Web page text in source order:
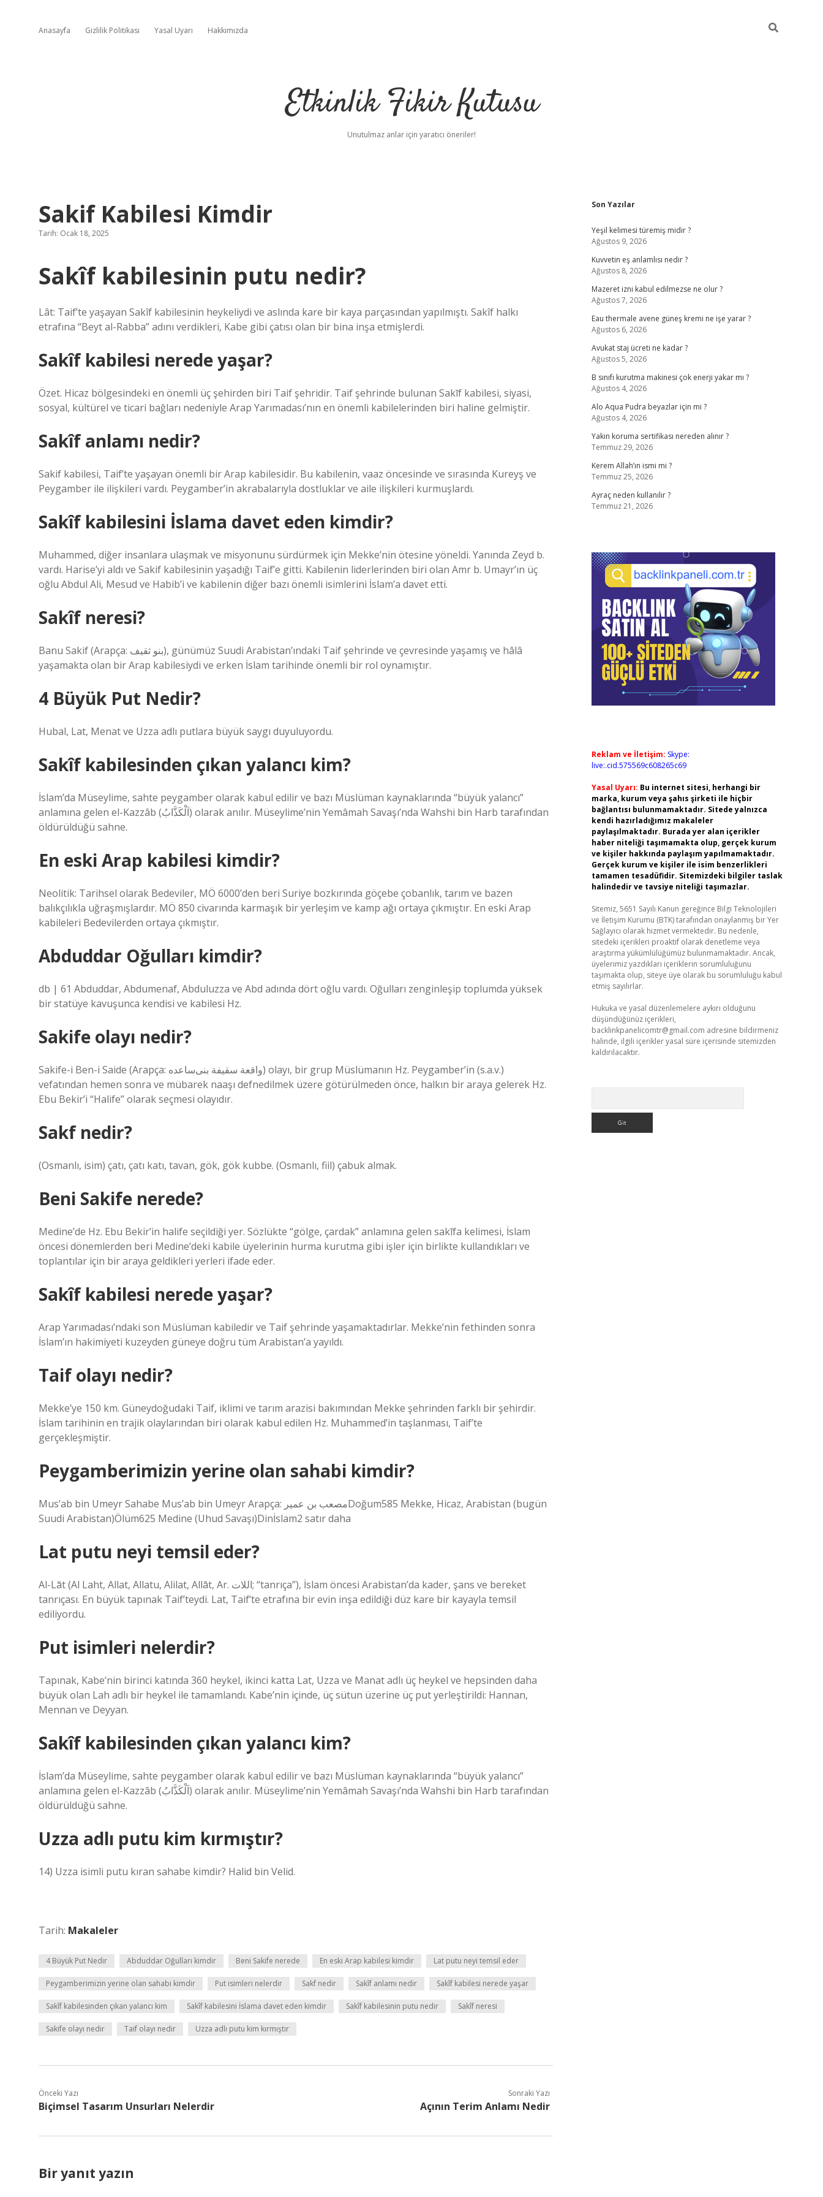
Anasayfa Gizlilik Politikası Yasal Uyarı Hakkımızda
Etkinlik Fikir Kutusu
Unutulmaz anlar için yaratıcı öneriler!
Sakif Kabilesi Kimdir
Tarih: Ocak 18, 2025
Sakîf kabilesinin putu nedir?
Lât: Taif’te yaşayan Sakîf kabilesinin heykeliydi ve aslında kare bir kaya parçasından yapılmıştı. Sakîf halkı
etrafına “Beyt al-Rabba” adını verdikleri, Kabe gibi çatısı olan bir bina inşa etmişlerdi.
Sakîf kabilesi nerede yaşar?
Özet. Hicaz bölgesindeki en önemli üç şehirden biri Taif şehridir. Taif şehrinde bulunan Sakīf kabilesi, siyasi,
sosyal, kültürel ve ticari bağları nedeniyle Arap Yarımadası’nın en önemli kabilelerinden biri haline gelmiştir.
Sakîf anlamı nedir?
Sakif kabilesi, Taif’te yaşayan önemli bir Arap kabilesidir. Bu kabilenin, vaaz öncesinde ve sırasında Kureyş ve
Peygamber ile ilişkileri vardı. Peygamber’in akrabalarıyla dostluklar ve aile ilişkileri kurmuşlardı.
Sakîf kabilesini İslama davet eden kimdir?
Muhammed, diğer insanlara ulaşmak ve misyonunu sürdürmek için Mekke’nin ötesine yöneldi. Yanında Zeyd b.
vardı. Harise’yi aldı ve Sakif kabilesinin yaşadığı Taif’e gitti. Kabilenin liderlerinden biri olan Amr b. Umayr’ın üç
oğlu Abdul Ali, Mesud ve Habib’i ve kabilenin diğer bazı önemli isimlerini İslam’a davet etti.
Sakîf neresi?
Banu Sakif (Arapça: بنو ثقيف), günümüz Suudi Arabistan’ındaki Taif şehrinde ve çevresinde yaşamış ve hâlâ
yaşamakta olan bir Arap kabilesiydi ve erken İslam tarihinde önemli bir rol oynamıştır.
4 Büyük Put Nedir?
Hubal, Lat, Menat ve Uzza adlı putlara büyük saygı duyuluyordu.
Sakîf kabilesinden çıkan yalancı kim?
İslam’da Müseylime, sahte peygamber olarak kabul edilir ve bazı Müslüman kaynaklarında “büyük yalancı”
anlamına gelen el-Kazzâb (اَلْكَذَّابُ) olarak anılır. Müseylime’nin Yemâmah Savaşı’nda Wahshi bin Harb tarafından
öldürüldüğü sahne.
En eski Arap kabilesi kimdir?
Neolitik: Tarihsel olarak Bedeviler, MÖ 6000’den beri Suriye bozkırında göçebe çobanlık, tarım ve bazen
balıkçılıkla uğraşmışlardır. MÖ 850 civarında karmaşık bir yerleşim ve kamp ağı ortaya çıkmıştır. En eski Arap
kabileleri Bedevilerden ortaya çıkmıştır.
Abduddar Oğulları kimdir?
db | 61 Abduddar, Abdumenaf, Abduluzza ve Abd adında dört oğlu vardı. Oğulları zenginleşip toplumda yüksek
bir statüye kavuşunca kendisi ve kabilesi Hz.
Sakife olayı nedir?
Sakife-i Ben-i Saide (Arapça: واقعة سقیفة بنی‌ساعده) olayı, bir grup Müslümanın Hz. Peygamber’in (s.a.v.)
vefatından hemen sonra ve mübarek naaşı defnedilmek üzere götürülmeden önce, halkın bir araya gelerek Hz.
Ebu Bekir’i “Halife” olarak seçmesi olayıdır.
Sakf nedir?
(Osmanlı, isim) çatı, çatı katı, tavan, gök, gök kubbe. (Osmanlı, fiil) çabuk almak.
Beni Sakife nerede?
Medine’de Hz. Ebu Bekir’in halife seçildiği yer. Sözlükte “gölge, çardak” anlamına gelen sakīfa kelimesi, İslam
öncesi dönemlerden beri Medine’deki kabile üyelerinin hurma kurutma gibi işler için birlikte kullandıkları ve
toplantılar için bir araya geldikleri yerleri ifade eder.
Sakîf kabilesi nerede yaşar?
Arap Yarımadası’ndaki son Müslüman kabiledir ve Taif şehrinde yaşamaktadırlar. Mekke’nin fethinden sonra
İslam’ın hakimiyeti kuzeyden güneye doğru tüm Arabistan’a yayıldı.
Taif olayı nedir?
Mekke’ye 150 km. Güneydoğudaki Taif, iklimi ve tarım arazisi bakımından Mekke şehrinden farklı bir şehirdir.
İslam tarihinin en trajik olaylarından biri olarak kabul edilen Hz. Muhammed’in taşlanması, Taif’te
gerçekleşmiştir.
Peygamberimizin yerine olan sahabi kimdir?
Mus’ab bin Umeyr Sahabe Mus’ab bin Umeyr Arapça: مصعب بن عميرDoğum585 Mekke, Hicaz, Arabistan (bugün
Suudi Arabistan)Ölüm625 Medine (Uhud Savaşı)Dinİslam2 satır daha
Lat putu neyi temsil eder?
Al-Lāt (Al Laht, Allat, Allatu, Alilat, Allāt, Ar. اللات; “tanrıça”), İslam öncesi Arabistan’da kader, şans ve bereket
tanrıçası. En büyük tapınak Taif’teydi. Lat, Taif’te etrafına bir evin inşa edildiği düz kare bir kayayla temsil
ediliyordu.
Put isimleri nelerdir?
Tapınak, Kabe’nin birinci katında 360 heykel, ikinci katta Lat, Uzza ve Manat adlı üç heykel ve hepsinden daha
büyük olan Lah adlı bir heykel ile tamamlandı. Kabe’nin içinde, üç sütun üzerine üç put yerleştirildi: Hannan,
Mennan ve Deyyan.
Sakîf kabilesinden çıkan yalancı kim?
İslam’da Müseylime, sahte peygamber olarak kabul edilir ve bazı Müslüman kaynaklarında “büyük yalancı”
anlamına gelen el-Kazzâb (اَلْكَذَّابُ) olarak anılır. Müseylime’nin Yemâmah Savaşı’nda Wahshi bin Harb tarafından
öldürüldüğü sahne.
Uzza adlı putu kim kırmıştır?
14) Uzza isimli putu kıran sahabe kimdir? Halid bin Velid.
Tarih: Makaleler
4 Büyük Put Nedir Abduddar Oğulları kimdir Beni Sakife nerede En eski Arap kabilesi kimdir Lat putu neyi temsil eder
Peygamberimizin yerine olan sahabi kimdir Put isimleri nelerdir Sakf nedir Sakîf anlamı nedir Sakîf kabilesi nerede yaşar
Sakîf kabilesinden çıkan yalancı kim Sakîf kabilesini İslama davet eden kimdir Sakîf kabilesinin putu nedir Sakîf neresi
Sakife olayı nedir Taif olayı nedir Uzza adlı putu kim kırmıştır
Önceki Yazı
Biçimsel Tasarım Unsurları Nelerdir
Sonraki Yazı
Açının Terim Anlamı Nedir
Bir yanıt yazın
Sidebar
Son Yazılar
Yeşil kelimesi türemiş midir ?
Ağustos 9, 2026
Kuvvetin eş anlamlısı nedir ?
Ağustos 8, 2026
Mazeret izni kabul edilmezse ne olur ?
Ağustos 7, 2026
Eau thermale avene güneş kremi ne işe yarar ?
Ağustos 6, 2026
Avukat staj ücreti ne kadar ?
Ağustos 5, 2026
B sınıfı kurutma makinesi çok enerji yakar mı ?
Ağustos 4, 2026
Alo Aqua Pudra beyazlar için mi ?
Ağustos 4, 2026
Yakın koruma sertifikası nereden alınır ?
Temmuz 29, 2026
Kerem Allah’ın ismi mi ?
Temmuz 25, 2026
Ayraç neden kullanılır ?
Temmuz 21, 2026
Reklam ve İletişim: Skype:
live:.cid.575569c608265c69
Yasal Uyarı: Bu internet sitesi, herhangi bir
marka, kurum veya şahıs şirketi ile hiçbir
bağlantısı bulunmamaktadır. Sitede yalnızca
kendi hazırladığımız makaleler
paylaşılmaktadır. Burada yer alan içerikler
haber niteliği taşımamakta olup, gerçek kurum
ve kişiler hakkında paylaşım yapılmamaktadır.
Gerçek kurum ve kişiler ile isim benzerlikleri
tamamen tesadüfidir. Sitemizdeki bilgiler taslak
halindedir ve tavsiye niteliği taşımazlar.
Sitemiz, 5651 Sayılı Kanun gereğince Bilgi Teknolojileri
ve İletişim Kurumu (BTK) tarafından onaylanmış bir Yer
Sağlayıcı olarak hizmet vermektedir. Bu nedenle,
sitedeki içerikleri proaktif olarak denetleme veya
araştırma yükümlülüğümüz bulunmamaktadır. Ancak,
üyelerimiz yazdıkları içeriklerin sorumluluğunu
taşımakta olup, siteye üye olarak bu sorumluluğu kabul
etmiş sayılırlar.
Hukuka ve yasal düzenlemelere aykırı olduğunu
düşündüğünüz içerikleri,
backlinkpanelicomtr@gmail.com adresine bildirmeniz
halinde, ilgili içerikler yasal süre içerisinde sitemizden
kaldırılacaktır.